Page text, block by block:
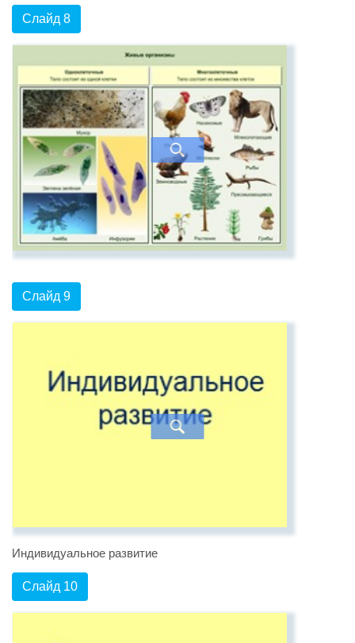
Слайд 8
Слайд 9
Индивидуальное развитие
Слайд 10